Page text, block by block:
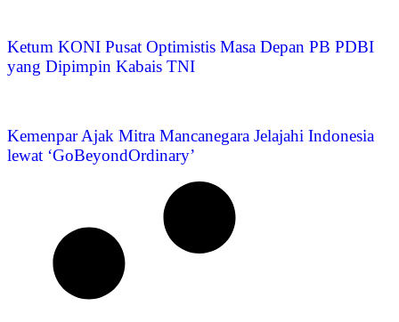
Ketum KONI Pusat Optimistis Masa Depan PB PDBI
yang Dipimpin Kabais TNI
Kemenpar Ajak Mitra Mancanegara Jelajahi Indonesia
lewat ‘GoBeyondOrdinary’